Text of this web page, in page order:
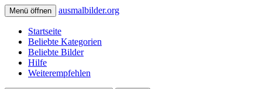
Menü öffnen ausmalbilder.org
Startseite
Beliebte Kategorien
Beliebte Bilder
Hilfe
Weiterempfehlen